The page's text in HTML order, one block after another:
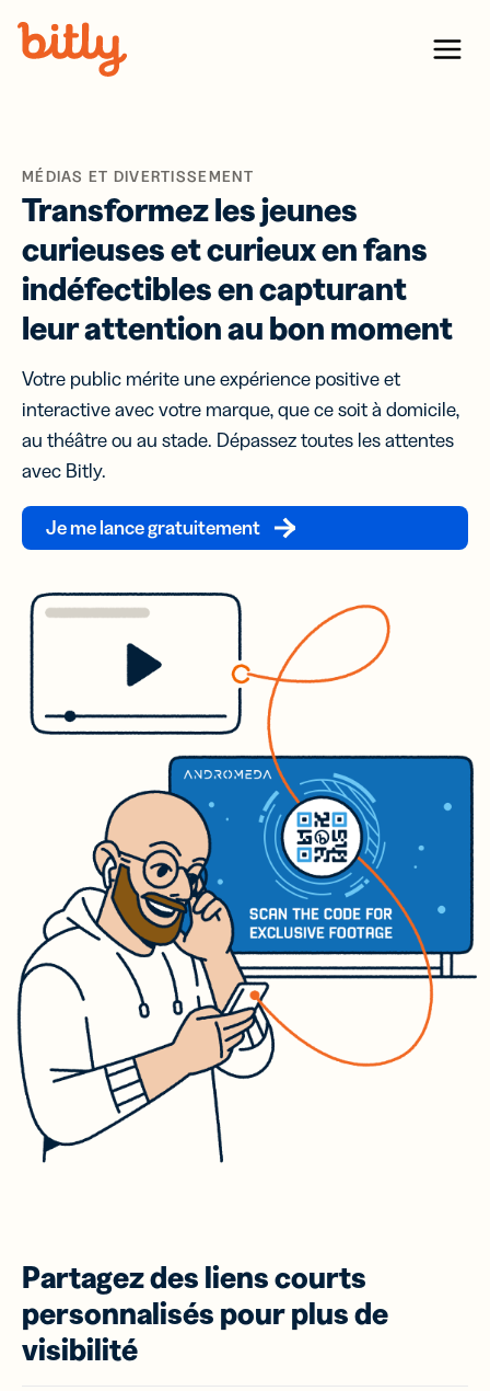
Menu
MÉDIAS ET DIVERTISSEMENT
Transformez les jeunes
curieuses et curieux en fans
indéfectibles en capturant
leur attention au bon moment
Votre public mérite une expérience positive et
interactive avec votre marque, que ce soit à domicile,
au théâtre ou au stade. Dépassez toutes les attentes
avec Bitly.
Je me lance gratuitement
Partagez des liens courts
personnalisés pour plus de
visibilité